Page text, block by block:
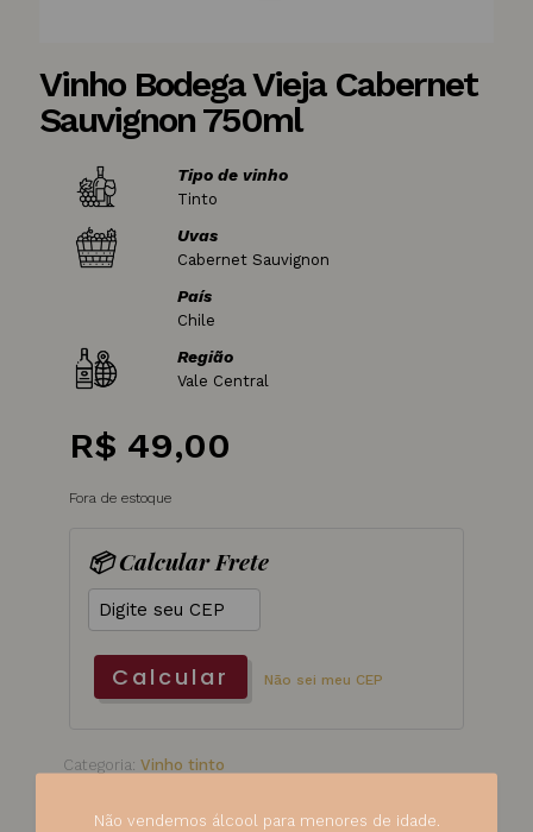
Vinho Bodega Vieja Cabernet
Sauvignon 750ml
Tipo de vinho
Tinto
Uvas
Cabernet Sauvignon
País
Chile
Região
Vale Central
R$ 49,00
Fora de estoque
📦 Calcular Frete
Calcular Não sei meu CEP
Categoria: Vinho tinto
Não vendemos álcool para menores de idade.